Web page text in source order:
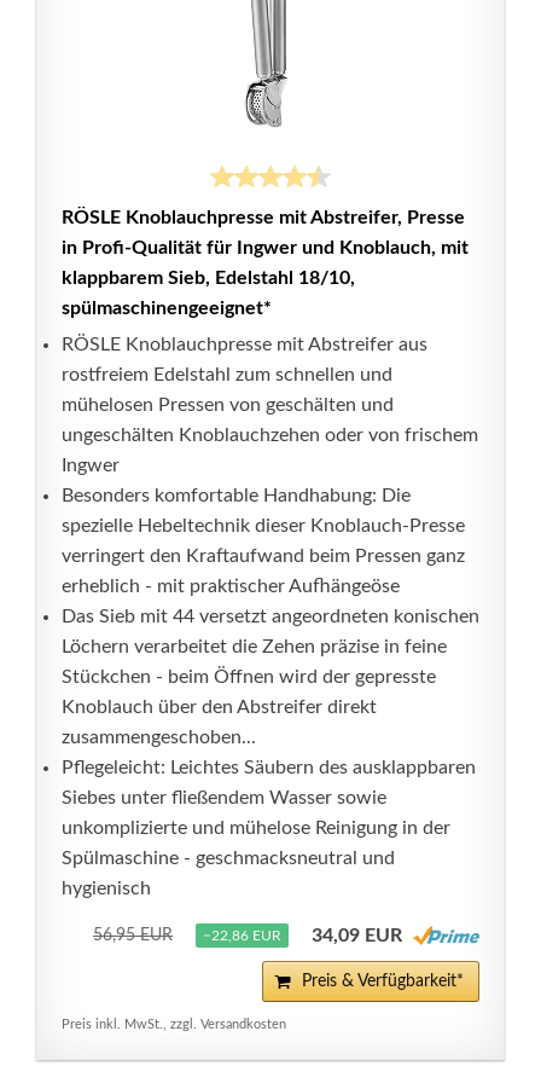
RÖSLE Knoblauchpresse mit Abstreifer, Presse
in Profi-Qualität für Ingwer und Knoblauch, mit
klappbarem Sieb, Edelstahl 18/10,
spülmaschinengeeignet*
RÖSLE Knoblauchpresse mit Abstreifer aus
rostfreiem Edelstahl zum schnellen und
mühelosen Pressen von geschälten und
ungeschälten Knoblauchzehen oder von frischem
Ingwer
Besonders komfortable Handhabung: Die
spezielle Hebeltechnik dieser Knoblauch-Presse
verringert den Kraftaufwand beim Pressen ganz
erheblich - mit praktischer Aufhängeöse
Das Sieb mit 44 versetzt angeordneten konischen
Löchern verarbeitet die Zehen präzise in feine
Stückchen - beim Öffnen wird der gepresste
Knoblauch über den Abstreifer direkt
zusammengeschoben...
Pflegeleicht: Leichtes Säubern des ausklappbaren
Siebes unter fließendem Wasser sowie
unkomplizierte und mühelose Reinigung in der
Spülmaschine - geschmacksneutral und
hygienisch
56,95 EUR −22,86 EUR 34,09 EUR
Preis & Verfügbarkeit*
Preis inkl. MwSt., zzgl. Versandkosten